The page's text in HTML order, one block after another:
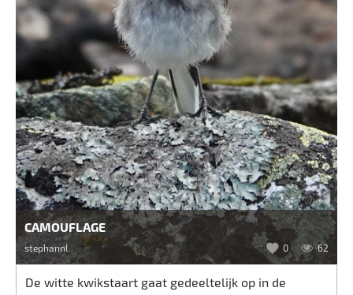
CAMOUFLAGE
stephannl 0 62
De witte kwikstaart gaat gedeeltelijk op in de